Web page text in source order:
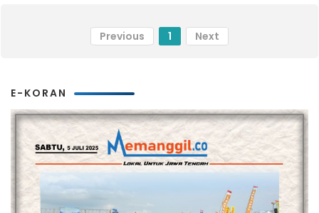
Previous 1 Next
E-KORAN